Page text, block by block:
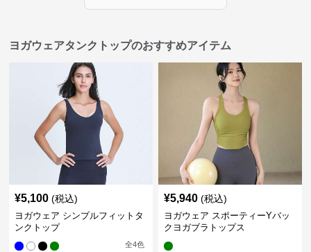
ヨガウェアタンクトップのおすすめアイテム
¥5,100 (税込)
ヨガウェア シンプルフィットタ
ンクトップ
全4色
¥5,940 (税込)
ヨガウェア スポーティーYバッ
クヨガブラトップス